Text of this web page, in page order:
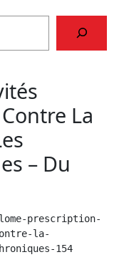
La
– Du
prescription-
la-
154